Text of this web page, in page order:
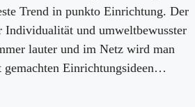
Trend in punkto Einrichtung. Der
Individualität und umweltbewusster
lauter und im Netz wird man
Einrichtungsideen…